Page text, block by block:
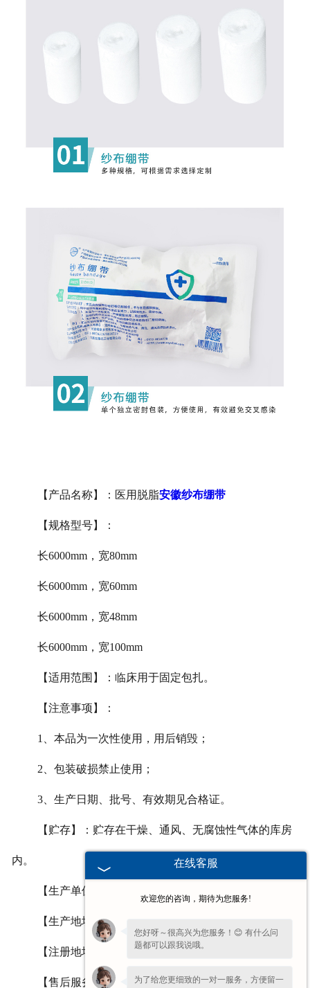
【产品名称】：医用脱脂安徽纱布绷带
【规格型号】：
长6000mm，宽80mm
长6000mm，宽60mm
长6000mm，宽48mm
长6000mm，宽100mm
【适用范围】：临床用于固定包扎。
【注意事项】：
1 、本品为一次性使用，用后销毁；
2 、包装破损禁止使用；
3、生产日期、批号、有效期见合格证。
【贮存】：贮存在干燥、通风、无腐蚀性气体的库房
内。
【生产单位】：河南省豫北卫材有限公司
【生产地址】：河南省长垣县蒲东工业园区
【注册地址】：河南省长垣县蒲东工业园区
【售后服务单位】：河南省豫北卫材有限公司
在线客服
欢迎您的咨询，期待为您服务!
您好呀～很高兴为您服务！😊 有什么问
题都可以跟我说哦。
为了给您更细致的一对一服务，方便留一